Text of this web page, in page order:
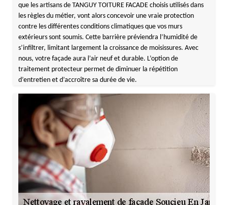
que les artisans de TANGUY TOITURE FACADE choisis utilisés dans
les règles du métier, vont alors concevoir une vraie protection
contre les différentes conditions climatiques que vos murs
extérieurs sont soumis. Cette barrière préviendra l’humidité de
s’infiltrer, limitant largement la croissance de moisissures. Avec
nous, votre façade aura l’air neuf et durable. L’option de
traitement protecteur permet de diminuer la répétition
d’entretien et d’accroître sa durée de vie.